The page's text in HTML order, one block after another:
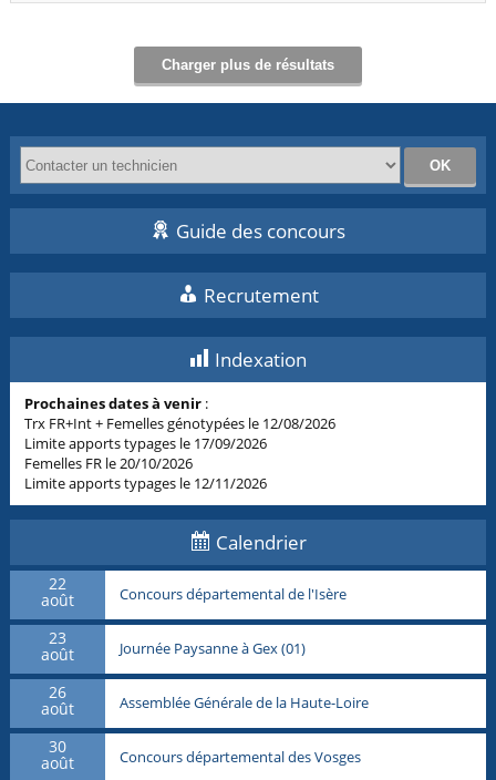
Charger plus de résultats
Guide des concours
Recrutement
Indexation
Prochaines dates à venir :
Trx FR+Int + Femelles génotypées le 12/08/2026
Limite apports typages le 17/09/2026
Femelles FR le 20/10/2026
Limite apports typages le 12/11/2026
Calendrier
22
août Concours départemental de l'Isère
23
août Journée Paysanne à Gex (01)
26
août Assemblée Générale de la Haute-Loire
30
août Concours départemental des Vosges